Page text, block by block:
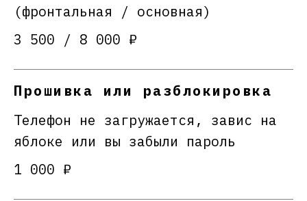
(фронтальная / основная)
3 500 / 8 000 ₽
Прошивка или разблокировка
Телефон не загружается, завис на
яблоке или вы забыли пароль
1 000 ₽